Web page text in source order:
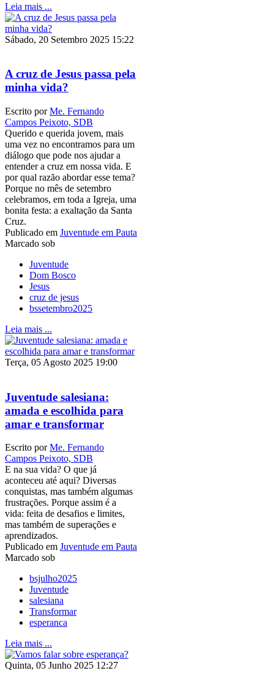
Leia mais ...
Sábado, 20 Setembro 2025 15:22
A cruz de Jesus passa pela
minha vida?
Escrito porMe. Fernando
Campos Peixoto, SDB
Querido e querida jovem, mais
uma vez no encontramos para um
diálogo que pode nos ajudar a
entender a cruz em nossa vida. E
por qual razão abordar esse tema?
Porque no mês de setembro
celebramos, em toda a Igreja, uma
bonita festa: a exaltação da Santa
Cruz.
Publicado em Juventude em Pauta
Marcado sob
Juventude
Dom Bosco
Jesus
cruz de jesus
bssetembro2025
Leia mais ...
Terça, 05 Agosto 2025 19:00
Juventude salesiana:
amada e escolhida para
amar e transformar
Escrito porMe. Fernando
Campos Peixoto, SDB
E na sua vida? O que já
aconteceu até aqui? Diversas
conquistas, mas também algumas
frustrações. Porque assim é a
vida: feita de desafios e limites,
mas também de superações e
aprendizados.
Publicado em Juventude em Pauta
Marcado sob
bsjulho2025
Juventude
salesiana
Transformar
esperanca
Leia mais ...
Quinta, 05 Junho 2025 12:27